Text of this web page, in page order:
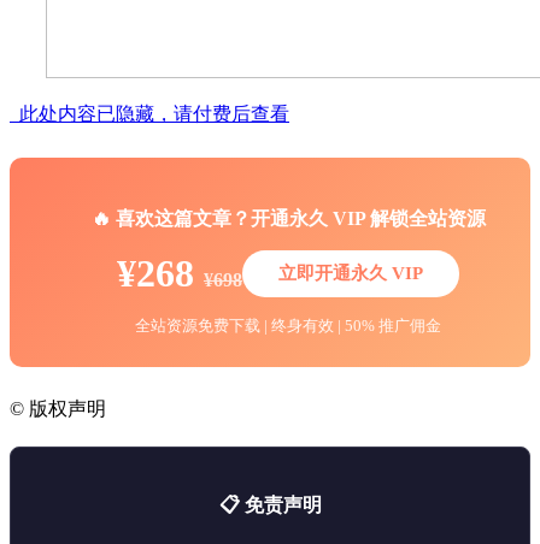
此处内容已隐藏，请付费后查看
🔥 喜欢这篇文章？开通永久 VIP 解锁全站资源
¥268 ¥698 立即开通永久 VIP
全站资源免费下载 | 终身有效 | 50% 推广佣金
© 版权声明
📋 免责声明